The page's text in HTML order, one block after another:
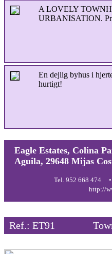
A LOVELY
URBANISATION.
En dejlig byhus i
hurtigt!
Eagle Estates, Colina
Aguila, 29648 Mijas
Tel. 952 668 474
http://
Ref.: ET91